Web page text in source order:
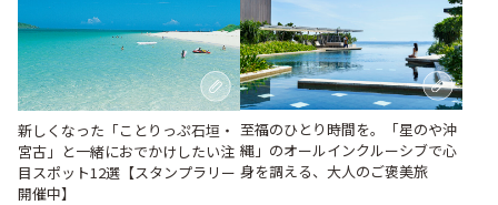
新しくなった「ことりっぷ石垣・
宮古」と一緒におでかけしたい注
目スポット12選【スタンプラリー
開催中】
至福のひとり時間を。「星のや沖
縄」のオールインクルーシブで心
身を調える、大人のご褒美旅